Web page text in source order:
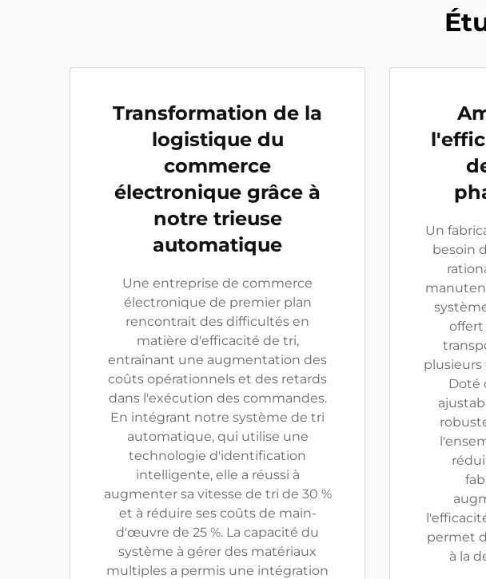
Transformation de la
logistique du
commerce
électronique grâce à
notre trieuse
automatique
Une entreprise de commerce
électronique de premier plan
rencontrait des difficultés en
matière d'efficacité de tri,
entraînant une augmentation des
coûts opérationnels et des retards
dans l'exécution des commandes.
En intégrant notre système de tri
automatique, qui utilise une
technologie d'identification
intelligente, elle a réussi à
augmenter sa vitesse de tri de 30 %
et à réduire ses coûts de main-
d'œuvre de 25 %. La capacité du
système à gérer des matériaux
multiples a permis une intégration
Un
besoin
offert
plusieurs
Doté
permet
à la